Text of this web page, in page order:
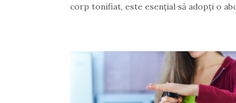
corp tonifiat, este esențial să adopți o